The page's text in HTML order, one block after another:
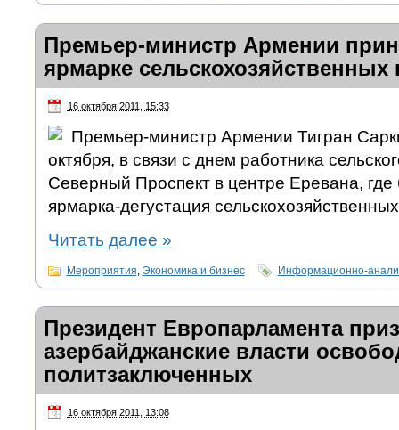
Премьер-министр Армении
ярмарке сельскохозяйственных
16 октября 2011, 15:33
Премьер-министр Армении Тигран
октября, в связи с днем работника
Северный Проспект в центре Еревана,
ярмарка-дегустация
Читать далее »
Мероприятия Экономика и бизнес Информационно-
Президент Европарламента
азербайджанские власти
политзаключенных
16 октября 2011, 13:08